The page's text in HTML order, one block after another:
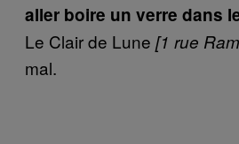
aller boire un verre dans
Le Clair de Lune [1 rue
mal.